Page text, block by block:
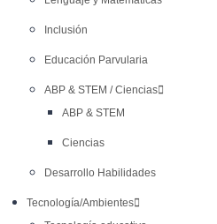
Inclusión
Educación Parvularia
ABP & STEM / Ciencias
ABP & STEM
Ciencias
Desarrollo Habilidades
Tecnología/Ambientes